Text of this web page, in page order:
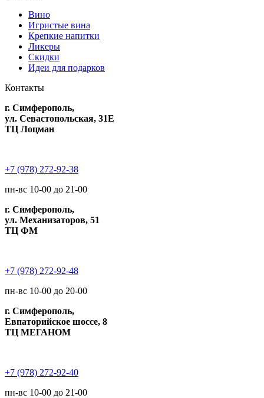
Вино
Игристые вина
Крепкие напитки
Ликеры
Скидки
Идеи для подарков
Контакты
г. Симферополь,
ул. Севастопольская, 31Е
ТЦ Лоцман
+7 (978) 272-92-38
пн-вс 10-00 до 21-00
г. Симферополь,
ул. Механизаторов, 51
ТЦ ФМ
+7 (978) 272-92-48
пн-вс 10-00 до 20-00
г. Симферополь,
Евпаторийское шоссе, 8
ТЦ МЕГАНОМ
+7 (978) 272-92-40
пн-вс 10-00 до 21-00